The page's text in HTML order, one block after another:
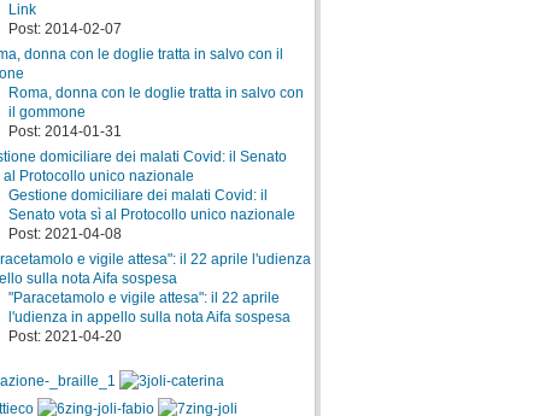
Link
Post: 2014-02-07
Roma, donna con le doglie tratta in salvo con
il gommone
Post: 2014-01-31
Gestione domiciliare dei malati Covid: il
Senato vota sì al Protocollo unico nazionale
Post: 2021-04-08
"Paracetamolo e vigile attesa": il 22 aprile
l'udienza in appello sulla nota Aifa sospesa
Post: 2021-04-20